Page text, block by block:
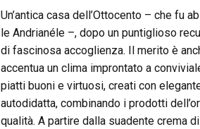
Un’antica casa dell’Ottocento – che fu
le Andrianéle –, dopo un puntiglioso
di fascinosa accoglienza. Il merito è
accentua un clima improntato a
piatti buoni e virtuosi, creati con
autodidatta, combinando i prodotti
qualità. A partire dalla suadente crema